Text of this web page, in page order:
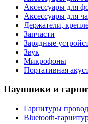
Аксессуары для
Аксессуары для
Держатели,
Запчасти
Зарядные
Звук
Микрофоны
Портативная
Наушники и
Гарнитуры
Bluetooth-